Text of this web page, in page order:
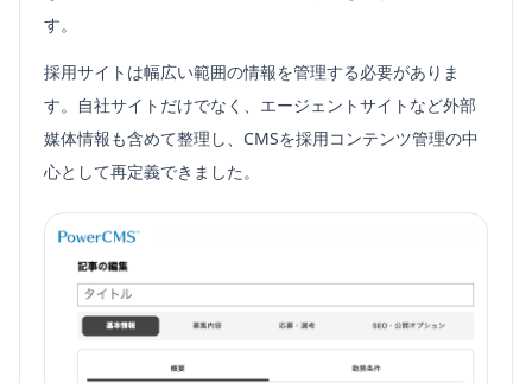
す。
採用サイトは幅広い範囲の情報を管理する必要がありま
す。自社サイトだけでなく、エージェントサイトなど外部
媒体情報も含めて整理し、CMSを採用コンテンツ管理の中
心として再定義できました。